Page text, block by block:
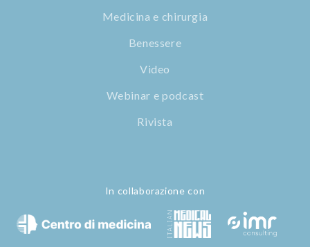
Medicina e chirurgia
Benessere
Video
Webinar e podcast
Rivista
In collaborazione con